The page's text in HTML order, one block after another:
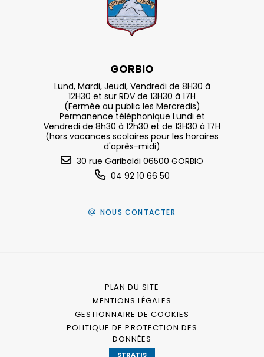
GORBIO
Lund, Mardi, Jeudi, Vendredi de 8H30 à
12H30 et sur RDV de 13H30 à 17H
(Fermée au public les Mercredis)
Permanence téléphonique Lundi et
Vendredi de 8h30 à 12h30 et de 13H30 à 17H
(hors vacances scolaires pour les horaires
d'après-midi)
30 rue Garibaldi 06500 GORBIO
04 92 10 66 50
NOUS CONTACTER
PLAN DU SITE
MENTIONS LÉGALES
GESTIONNAIRE DE COOKIES
POLITIQUE DE PROTECTION DES
DONNÉES
STRATIS